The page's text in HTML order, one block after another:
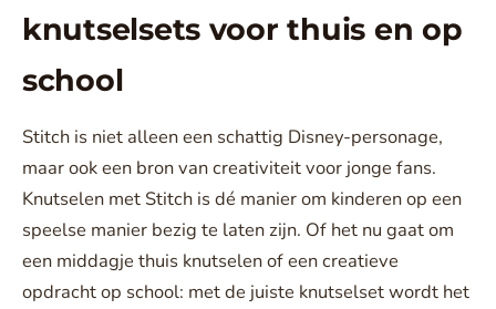
knutselsets voor thuis en op
school
Stitch is niet alleen een schattig Disney-personage,
maar ook een bron van creativiteit voor jonge fans.
Knutselen met Stitch is dé manier om kinderen op een
speelse manier bezig te laten zijn. Of het nu gaat om
een middagje thuis knutselen of een creatieve
opdracht op school: met de juiste knutselset wordt het